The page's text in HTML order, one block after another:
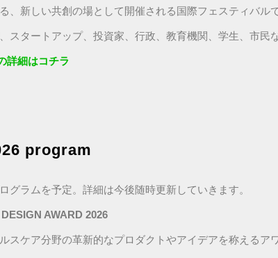
、新しい共創の場として開催される国際フェスティバル
スタートアップ、投資家、行政、教育機関、学生、市民
詳細はコチラ
program
グラムを予定。詳細は今後随時更新していきます。
AWARD 2026
スケア分野の革新的なプロダクトやアイデアを称える